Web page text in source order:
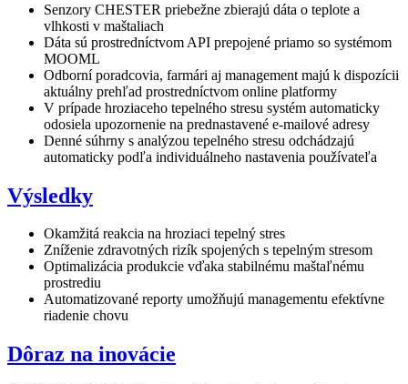
Senzory CHESTER priebežne zbierajú dáta o teplote a
vlhkosti v maštaliach
Dáta sú prostredníctvom API prepojené priamo so systémom
MOOML
Odborní poradcovia, farmári aj management majú k dispozícii
aktuálny prehľad prostredníctvom online platformy
V prípade hroziaceho tepelného stresu systém automaticky
odosiela upozornenie na prednastavené e-mailové adresy
Denné súhrny s analýzou tepelného stresu odchádzajú
automaticky podľa individuálneho nastavenia používateľa
Výsledky
Okamžitá reakcia na hroziaci tepelný stres
Zníženie zdravotných rizík spojených s tepelným stresom
Optimalizácia produkcie vďaka stabilnému maštaľnému
prostrediu
Automatizované reporty umožňujú managementu efektívne
riadenie chovu
Dôraz na inovácie